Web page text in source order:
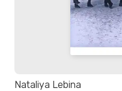
Nataliya Lebina